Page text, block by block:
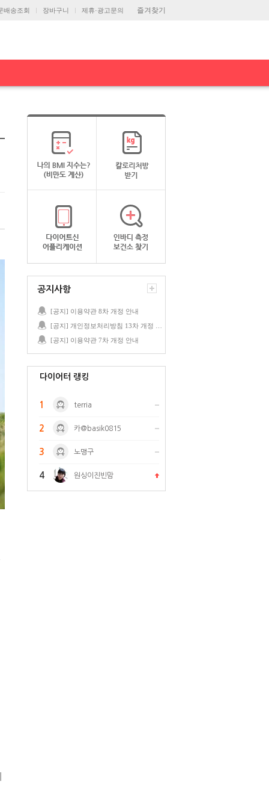
즐겨찾기
배송조회 장바구니 제휴·광고문의
공지사항
[공지] 이용약관 8차 개정 안내
[공지] 이용약관 7차 개정 안내
다이어터 랭킹
1 terria
2 카@basik0815
3 노맹구
4 원싱이진빈맘